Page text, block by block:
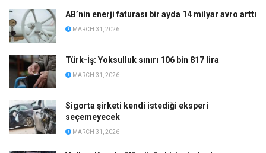
AB’nin enerji faturası bir ayda 14 milyar avro arttı
MARCH 31, 2026
Türk-İş: Yoksulluk sınırı 106 bin 817 lira
MARCH 31, 2026
Sigorta şirketi kendi istediği eksperi
seçemeyecek
MARCH 31, 2026